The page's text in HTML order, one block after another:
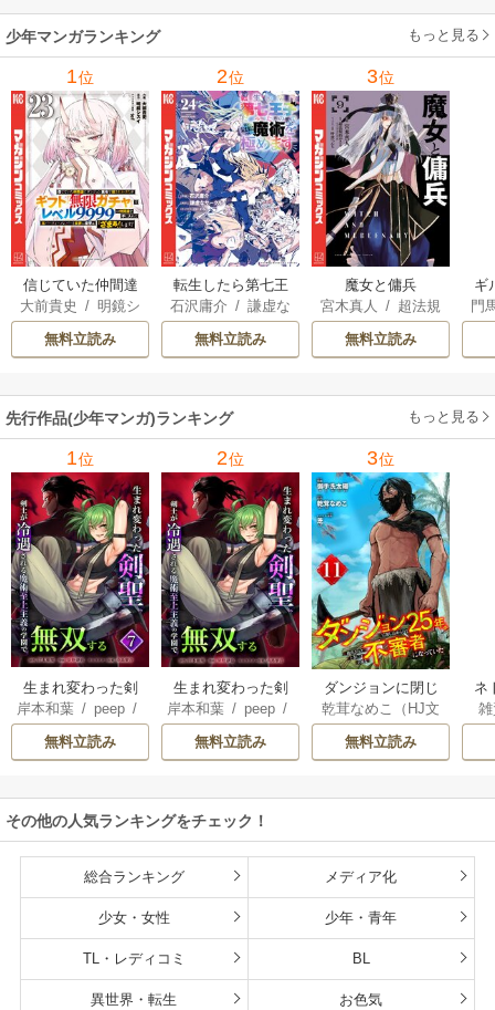
少年マンガランキング もっと見る
1位
信じていた仲間達
にダンジョン奥地
で殺されかけたが
ギフト『無限ガチ
の仲間達を手に入
れて元パーティー
メンバーと世界に
復讐＆『ざま
ぁ！』します！
大前貴史 / 明鏡シ
スイ /tef
無料立読み
2位
転生したら第七王
子だったので、気
ままに魔術を極め
ます
石沢庸介 /謙虚な
サークル/
無料立読み
3位
魔女と傭兵
宮木真人 / 超法規
的かえる/
んち
無料立読み
ギ
門
先行作品(少年マンガ)ランキング もっと見る
1位
生まれ変わった剣
聖、剣士が冷遇さ
れる魔術至上主義
の学園で無双する
岸本和葉/ peep/
染野静也 /
/taskey STUDI
無料立読み
2位
生まれ変わった剣
聖、剣士が冷遇さ
れる魔術至上主義
の学園で無双する
岸本和葉/ peep/
染野静也 /
/taskey STUDI
無料立読み
3位
ダンジョンに閉じ
込められて25年。
救出されたときに
は立派な不審者に
版】
乾茸なめこ（HJ文
庫／ホビージャパ
ン刊）/御手洗太
無料立読み
ネ
界
こ
その他の人気ランキングをチェック！
総合ランキング メディア化
少女・女性 少年・青年
TL・レディコミ BL
異世界・転生 お色気